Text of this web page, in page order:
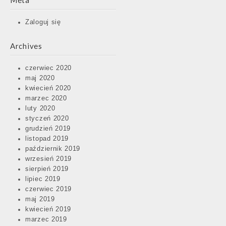
Zaloguj się
Archives
czerwiec 2020
maj 2020
kwiecień 2020
marzec 2020
luty 2020
styczeń 2020
grudzień 2019
listopad 2019
październik 2019
wrzesień 2019
sierpień 2019
lipiec 2019
czerwiec 2019
maj 2019
kwiecień 2019
marzec 2019